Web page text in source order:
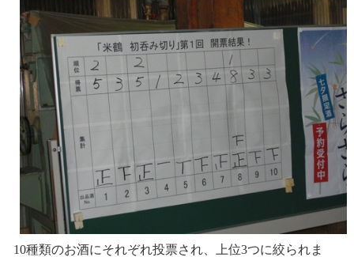
10種類のお酒にそれぞれ投票され、上位3つに絞られま